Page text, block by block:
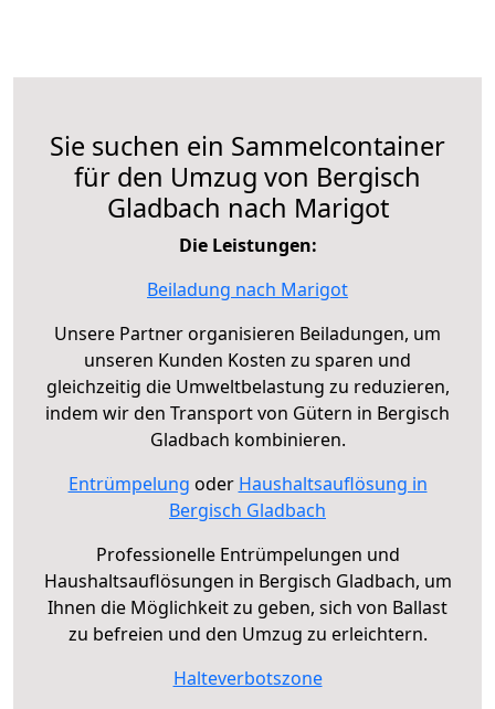
Sie suchen ein Sammelcontainer
für den Umzug von Bergisch
Gladbach nach Marigot
Die Leistungen:
Beiladung nach Marigot
Unsere Partner organisieren Beiladungen, um
unseren Kunden Kosten zu sparen und
gleichzeitig die Umweltbelastung zu reduzieren,
indem wir den Transport von Gütern in Bergisch
Gladbach kombinieren.
Entrümpelung oder Haushaltsauflösung in
Bergisch Gladbach
Professionelle Entrümpelungen und
Haushaltsauflösungen in Bergisch Gladbach, um
Ihnen die Möglichkeit zu geben, sich von Ballast
zu befreien und den Umzug zu erleichtern.
Halteverbotszone